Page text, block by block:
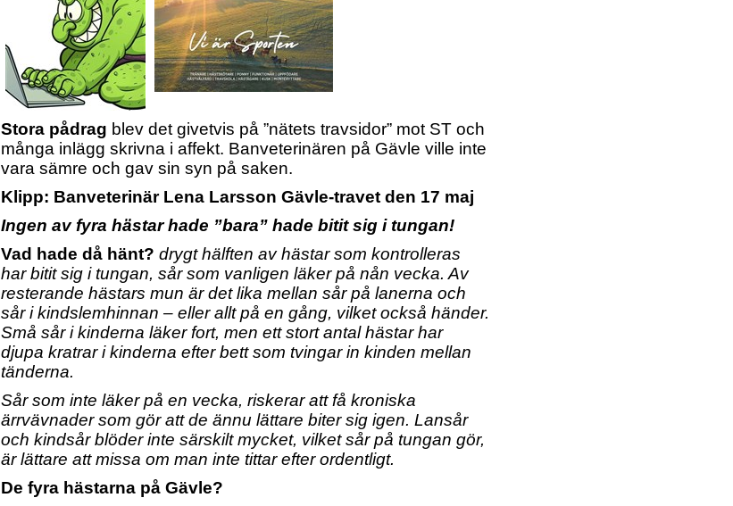
Stora pådrag blev det givetvis på ”nätets travsidor” mot ST och
många inlägg skrivna i affekt. Banveterinären på Gävle ville inte
vara sämre och gav sin syn på saken.
Klipp: Banveterinär Lena Larsson Gävle-travet den 17 maj
Ingen av fyra hästar hade ”bara” hade bitit sig i tungan!
Vad hade då hänt? drygt hälften av hästar som kontrolleras
har bitit sig i tungan, sår som vanligen läker på nån vecka. Av
resterande hästars mun är det lika mellan sår på lanerna och
sår i kindslemhinnan – eller allt på en gång, vilket också händer.
Små sår i kinderna läker fort, men ett stort antal hästar har
djupa kratrar i kinderna efter bett som tvingar in kinden mellan
tänderna.
Sår som inte läker på en vecka, riskerar att få kroniska
ärrvävnader som gör att de ännu lättare biter sig igen. Lansår
och kindsår blöder inte särskilt mycket, vilket sår på tungan gör,
är lättare att missa om man inte tittar efter ordentligt.
De fyra hästarna på Gävle?